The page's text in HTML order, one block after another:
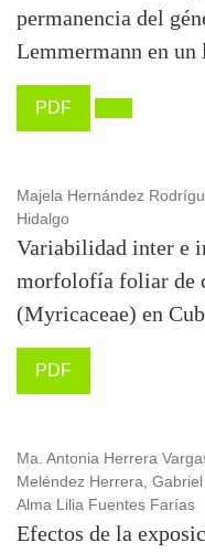
permanencia del
Lemmermann en
PDF
Majela Hernández
Hidalgo
Variabilidad inter e
morfolofía foliar de
(Myricaceae) en
PDF
Ma. Antonia Herrera
Meléndez Herrera,
Alma Lilia Fuentes Farías
Efectos de la